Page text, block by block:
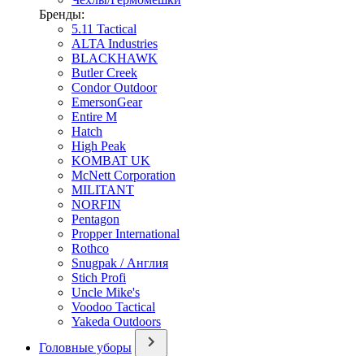
Бренды:
5.11 Tactical
ALTA Industries
BLACKHAWK
Butler Creek
Condor Outdoor
EmersonGear
Entire M
Hatch
High Peak
KOMBAT UK
McNett Corporation
MILITANT
NORFIN
Pentagon
Propper International
Rothco
Snugpak / Англия
Stich Profi
Uncle Mike's
Voodoo Tactical
Yakeda Outdoors
Головные уборы